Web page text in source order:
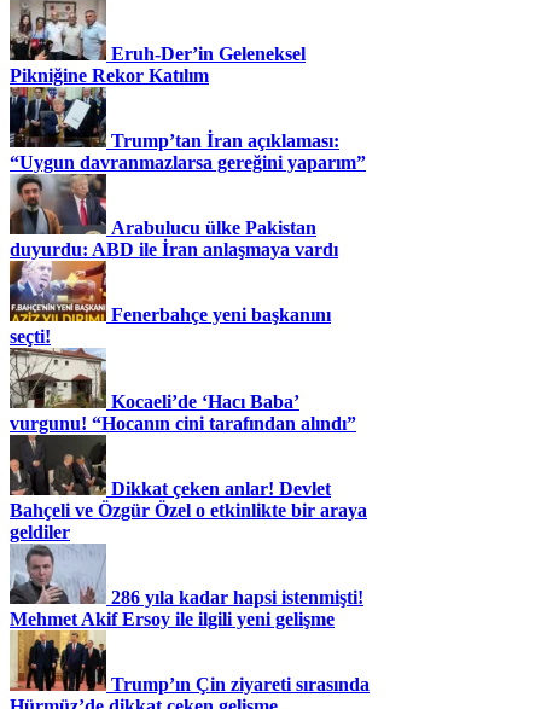
Eruh-Der’in Geleneksel
Pikniğine Rekor Katılım
Trump’tan İran açıklaması:
“Uygun davranmazlarsa gereğini yaparım”
Arabulucu ülke Pakistan
duyurdu: ABD ile İran anlaşmaya vardı
Fenerbahçe yeni başkanını
seçti!
Kocaeli’de ‘Hacı Baba’
vurgunu! “Hocanın cini tarafından alındı”
Dikkat çeken anlar! Devlet
Bahçeli ve Özgür Özel o etkinlikte bir araya
geldiler
286 yıla kadar hapsi istenmişti!
Mehmet Akif Ersoy ile ilgili yeni gelişme
Trump’ın Çin ziyareti sırasında